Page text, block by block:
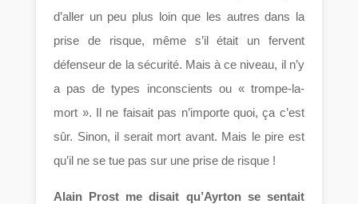
d’aller un peu plus loin que les autres dans la
prise de risque, même s’il était un fervent
défenseur de la sécurité. Mais à ce niveau, il n’y
a pas de types inconscients ou « trompe-la-
mort ». Il ne faisait pas n’importe quoi, ça c’est
sûr. Sinon, il serait mort avant. Mais le pire est
qu’il ne se tue pas sur une prise de risque !
Alain Prost me disait qu’Ayrton se sentait